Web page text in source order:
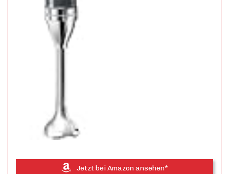
Jetzt bei Amazon ansehen*